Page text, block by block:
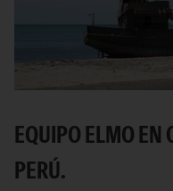
EQUIPO ELMO EN
PERÚ.